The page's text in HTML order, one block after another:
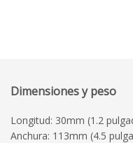
Dimensiones y peso
Longitud: 30mm (1.2
Anchura: 113mm (4.5